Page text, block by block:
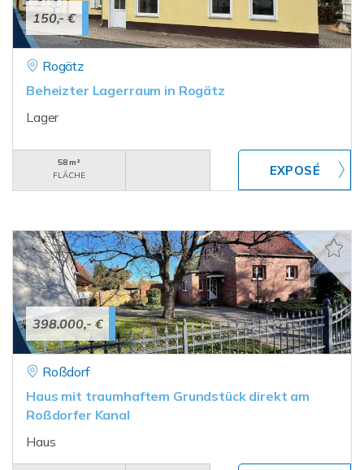
150,- €
Rogätz
Beheizter Lagerraum in Rogätz
Lager
58 m²
FLÄCHE
398.000,- €
Roßdorf
Haus mit traumhaftem Grundstück direkt am
Roßdorfer Kanal
Haus